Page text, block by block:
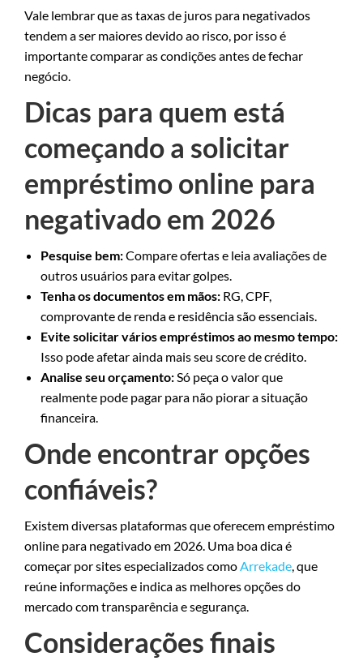
Vale lembrar que as taxas de juros para negativados
tendem a ser maiores devido ao risco, por isso é
importante comparar as condições antes de fechar
negócio.
Dicas para quem está
começando a solicitar
empréstimo online para
negativado em 2026
Pesquise bem:Compare ofertas e leia avaliações de
outros usuários para evitar golpes.
Tenha os documentos em mãos: RG, CPF,
comprovante de renda e residência são essenciais.
Evite solicitar vários empréstimos ao mesmo tempo:
Isso pode afetar ainda mais seu score de crédito.
Analise seu orçamento:Só peça o valor que
realmente pode pagar para não piorar a situação
financeira.
Onde encontrar opções
confiáveis?
Existem diversas plataformas que oferecem empréstimo
online para negativado em 2026. Uma boa dica é
começar por sites especializados comoArrekade, que
reúne informações e indica as melhores opções do
mercado com transparência e segurança.
Considerações finais